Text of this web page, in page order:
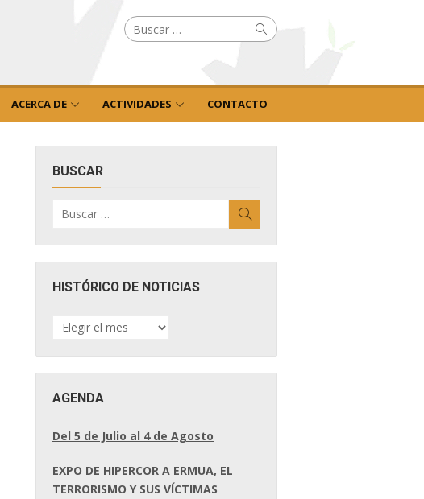
Buscar
por: Buscar
ACERCA DE ACTIVIDADES CONTACTO
BUSCAR
por:
HISTÓRICO DE NOTICIAS
HISTÓRICO
DE
AGENDA
Del 5 de Julio al 4 de Agosto
EXPO DE HIPERCOR A ERMUA, EL
TERRORISMO Y SUS VÍCTIMAS